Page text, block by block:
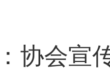
会宣传